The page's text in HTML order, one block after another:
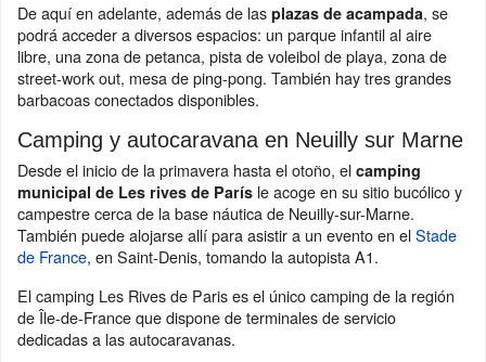
De aquí en adelante, además de las plazas de acampada, se
podrá acceder a diversos espacios: un parque infantil al aire
libre, una zona de petanca, pista de voleibol de playa, zona de
street-work out, mesa de ping-pong. También hay tres grandes
barbacoas conectados disponibles.
Camping y autocaravana en Neuilly sur Marne
Desde el inicio de la primavera hasta el otoño, el camping
municipal de Les rives de París le acoge en su sitio bucólico y
campestre cerca de la base náutica de Neuilly-sur-Marne.
También puede alojarse allí para asistir a un evento en elStade
de France, en Saint-Denis, tomando la autopista A1.
El camping Les Rives de Paris es el único camping de la región
de Île-de-France que dispone de terminales de servicio
dedicadas a las autocaravanas.